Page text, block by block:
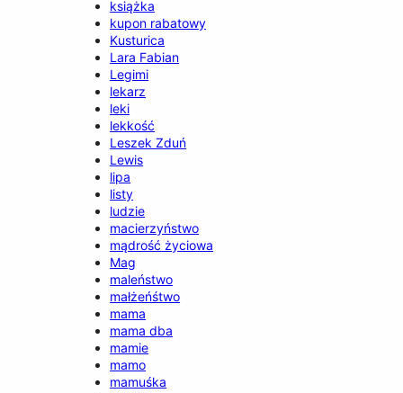
książka
kupon rabatowy
Kusturica
Lara Fabian
Legimi
lekarz
leki
lekkość
Leszek Zduń
Lewis
lipa
listy
ludzie
macierzyństwo
mądrość życiowa
Mag
maleństwo
małżeńśtwo
mama
mama dba
mamie
mamo
mamuśka